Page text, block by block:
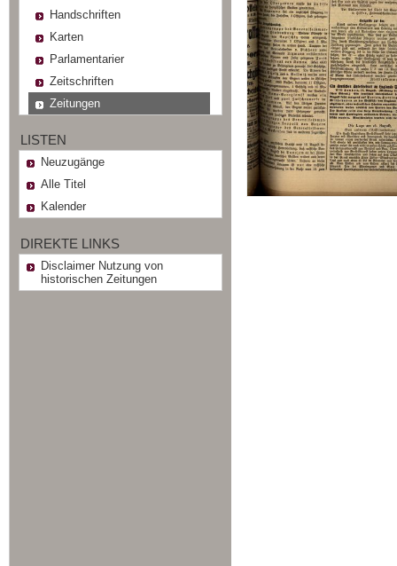
Handschriften
Karten
Parlamentarier
Zeitschriften
Zeitungen
LISTEN
Neuzugänge
Alle Titel
Kalender
DIREKTE LINKS
Disclaimer Nutzung von
historischen Zeitungen